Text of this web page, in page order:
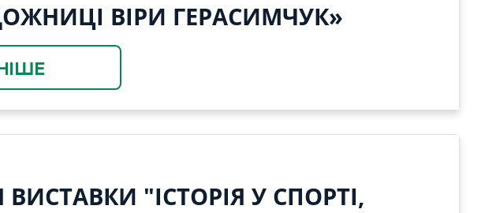
ВІРИ ГЕРАСИМЧУК»
ВИСТАВКИ "ІСТОРІЯ У СПОРТІ,